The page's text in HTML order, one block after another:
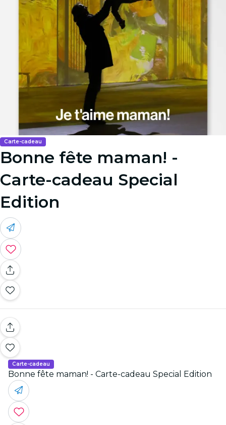
Carte-cadeau
Bonne fête maman! -
Carte-cadeau Special
Edition
Carte-cadeau
Bonne fête maman! - Carte-cadeau Special Edition